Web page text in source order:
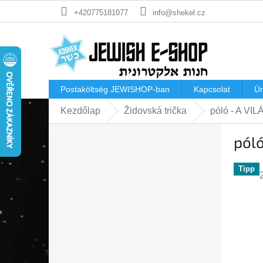
tartalomhoz
+420775181077 info@shekel.cz
Postaköltség JEWISHOP-ban Kapcsolat
Kezdőlap Židovská trička póló - A
Tipp